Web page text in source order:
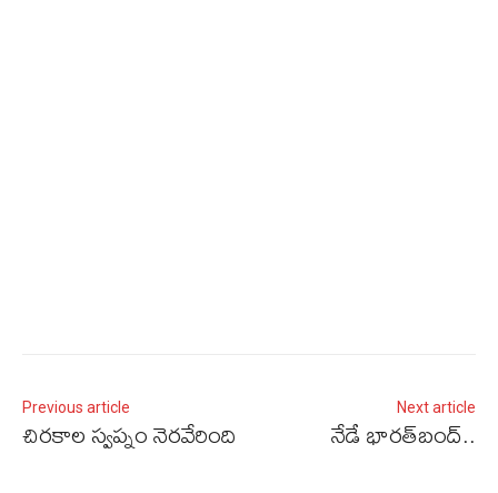
Previous article
చిరకాల స్వప్నం నెరవేరింది
Next article
నేడే భారత్‌బంద్‌..